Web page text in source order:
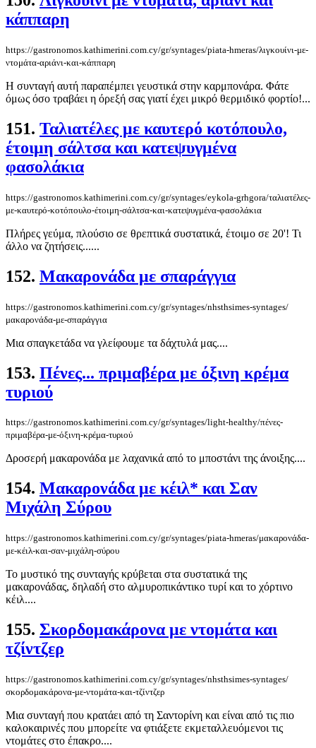
κάππαρη
https://gastronomos.kathimerini.com.cy/gr/syntages/piata-hmeras/λιγκουίνι-με-
ντομάτα-αριάνι-και-κάππαρη
Η συνταγή αυτή παραπέμπει γευστικά στην καρμπονάρα. Φάτε
όμως όσο τραβάει η όρεξή σας γιατί έχει μικρό θερμιδικό φορτίο!...
151. Ταλιατέλες με καυτερό κοτόπουλο,
έτοιμη σάλτσα και κατεψυγμένα
φασολάκια
https://gastronomos.kathimerini.com.cy/gr/syntages/eykola-grhgora/ταλιατέλες-
με-καυτερό-κοτόπουλο-έτοιμη-σάλτσα-και-κατεψυγμένα-φασολάκια
Πλήρες γεύμα, πλούσιο σε θρεπτικά συστατικά, έτοιμο σε 20'! Τι
άλλο να ζητήσεις......
152. Μακαρονάδα με σπαράγγια
https://gastronomos.kathimerini.com.cy/gr/syntages/nhsthsimes-syntages/
μακαρονάδα-με-σπαράγγια
Μια σπαγκετάδα να γλείφουμε τα δάχτυλά μας....
153. Πένες... πριμαβέρα με όξινη κρέμα
τυριού
https://gastronomos.kathimerini.com.cy/gr/syntages/light-healthy/πένες-
πριμαβέρα-με-όξινη-κρέμα-τυριού
Δροσερή μακαρονάδα με λαχανικά από το μποστάνι της άνοιξης....
154. Μακαρονάδα με κέιλ* και Σαν
Μιχάλη Σύρου
https://gastronomos.kathimerini.com.cy/gr/syntages/piata-hmeras/μακαρονάδα-
με-κέιλ-και-σαν-μιχάλη-σύρου
Το μυστικό της συνταγής κρύβεται στα συστατικά της
μακαρονάδας, δηλαδή στο αλμυροπικάντικο τυρί και το χόρτινο
κέιλ....
155. Σκορδομακάρονα με ντομάτα και
τζίντζερ
https://gastronomos.kathimerini.com.cy/gr/syntages/nhsthsimes-syntages/
σκορδομακάρονα-με-ντομάτα-και-τζίντζερ
Μια συνταγή που κρατάει από τη Σαντορίνη και είναι από τις πιο
καλοκαιρινές που μπορείτε να φτιάξετε εκμεταλλευόμενοι τις
ντομάτες στο έπακρο....